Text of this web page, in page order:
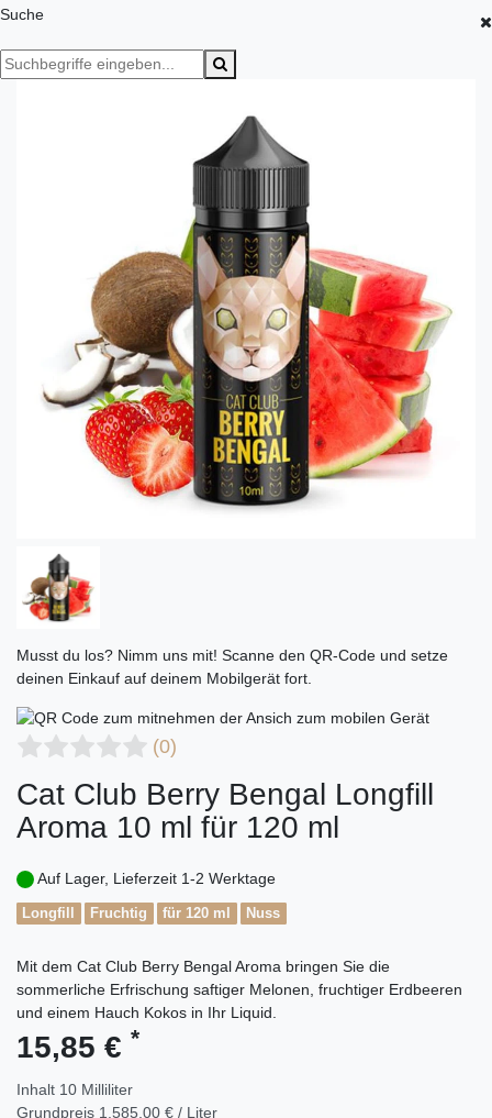
Suche
Musst du los? Nimm uns mit! Scanne den QR-Code und setze
deinen Einkauf auf deinem Mobilgerät fort.
(0)
Cat Club Berry Bengal Longfill
Aroma 10 ml für 120 ml
Auf Lager, Lieferzeit 1-2 Werktage
Longfill Fruchtig für 120 ml Nuss
Mit dem Cat Club Berry Bengal Aroma bringen Sie die
sommerliche Erfrischung saftiger Melonen, fruchtiger Erdbeeren
und einem Hauch Kokos in Ihr Liquid.
15,85 € *
Inhalt 10 Milliliter
Grundpreis 1.585,00 € / Liter